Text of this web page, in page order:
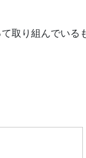
取り組んでいる